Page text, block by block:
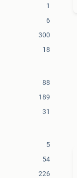
1
6
300
18
88
189
31
5
54
226